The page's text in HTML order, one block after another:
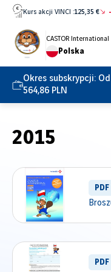
Przejdź
treści
CASTOR International
Polska
Okres subskrypcji:
564,86 PLN
Kurs akcji VINCI :125,35 €
2015
PDF
PDF